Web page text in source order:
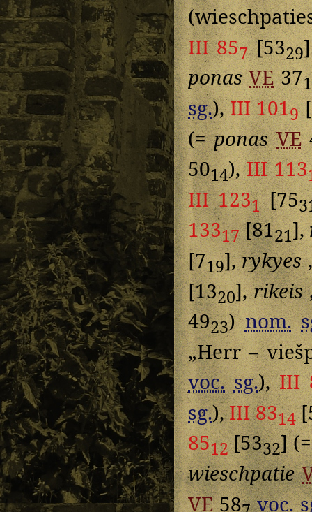
III 857[5329
ponas VE37
sg.),III 1019
(=ponas VE
5014),III 113
III 1231[75
13317[8121],
[719],rykyes
[1320],rikeis
4923)nom.
„Herr –
voc. sg.),III
sg.),III 8314
8512[5332]
wieschpatie
VE58 voc.